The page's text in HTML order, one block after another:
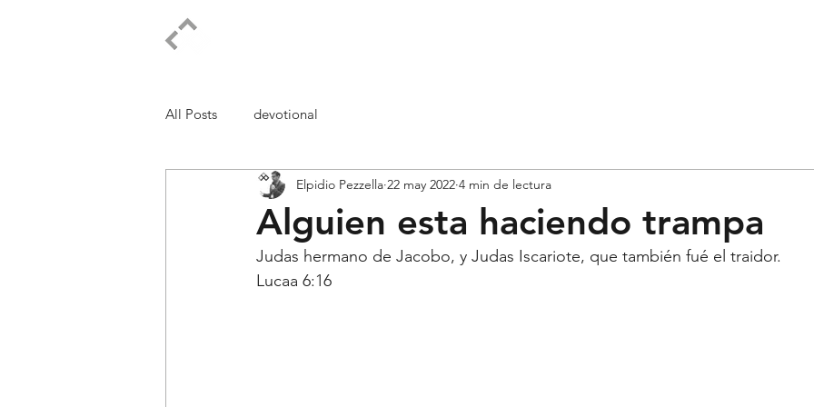
All Posts devotional
Alguien esta haciendo trampa
Elpidio Pezzella 22 may 2022 4 min de lectura
Judas hermano de Jacobo, y Judas Iscariote, que también fué el traidor.
Lucaa 6:16